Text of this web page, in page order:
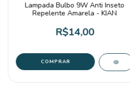
Lampada Bulbo 9W Anti Inseto
Repelente Amarela - KIAN
R$14,00